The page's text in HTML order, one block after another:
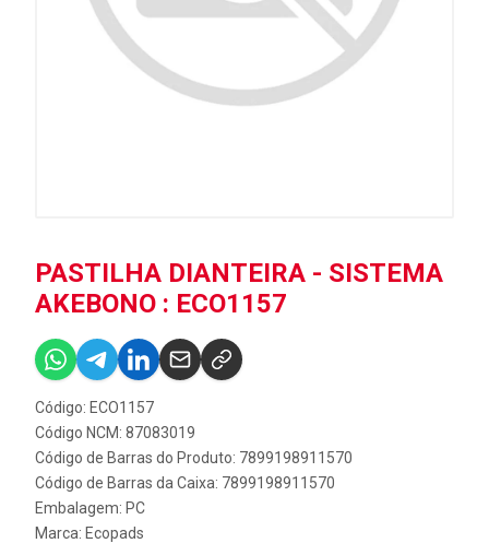
PASTILHA DIANTEIRA - SISTEMA
AKEBONO : ECO1157
Código: ECO1157
Código NCM: 87083019
Código de Barras do Produto: 7899198911570
Código de Barras da Caixa: 7899198911570
Embalagem: PC
Marca: Ecopads